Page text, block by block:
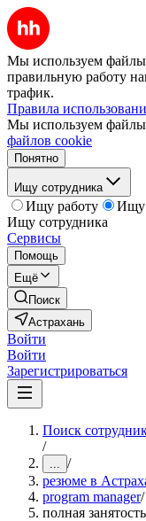
Мы используем файлы
правильную работу
трафик.
Правила
Мы используем файлы
файлов cookie
Понятно
Ищу сотрудника
Ищу работу
Ищу
Ищу сотрудника
Сервисы
Помощь
Ещё
Поиск
Астрахань
Войти
Войти
Зарегистрироваться
Поиск
/
... /
резюме в
program manager/
полная занятость